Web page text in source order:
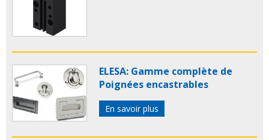
ELESA: Gamme complète de
Poignées encastrables
En savoir plus